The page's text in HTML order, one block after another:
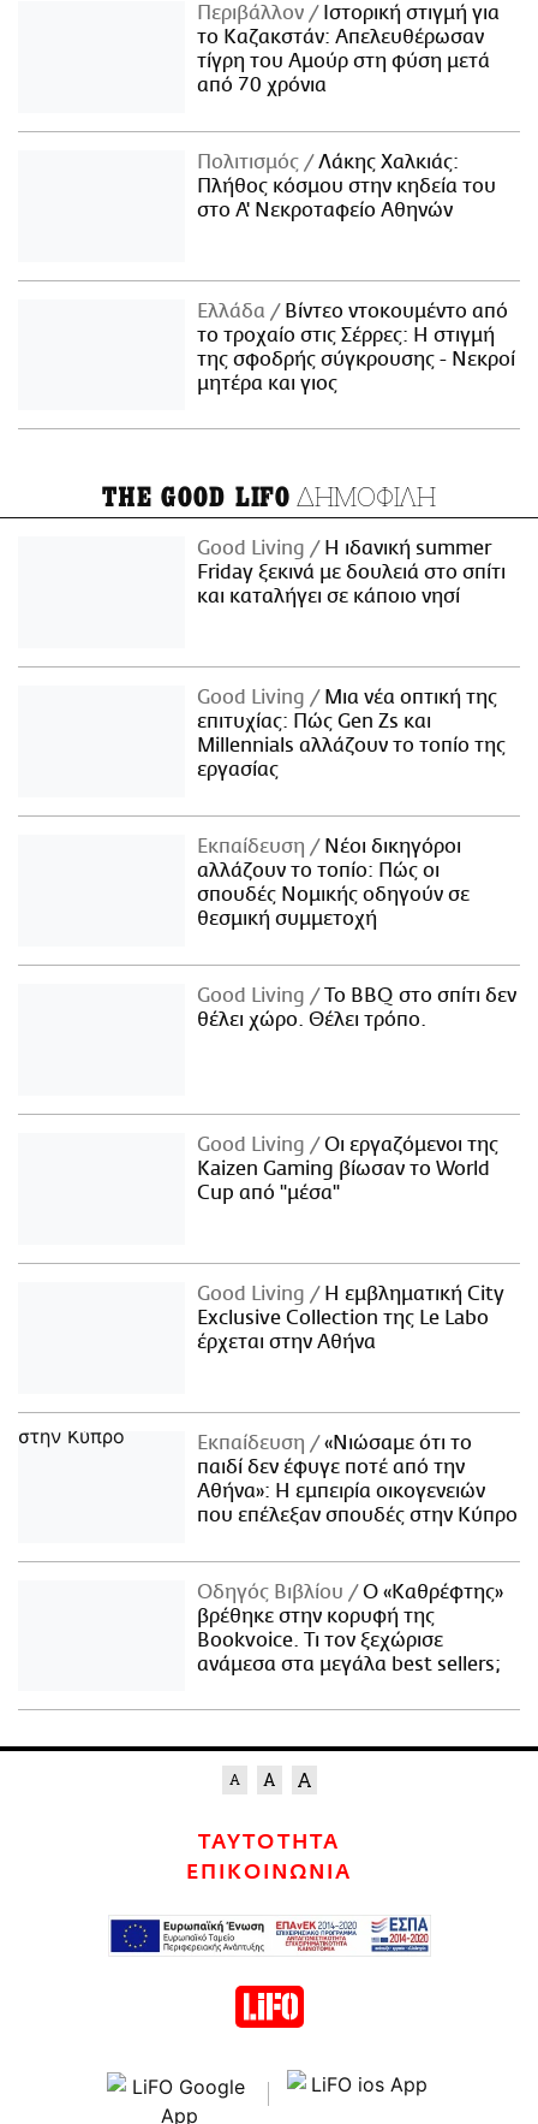
Περιβάλλον
Ιστορική στιγμή για
το Καζακστάν: Απελευθέρωσαν
τίγρη του Αμούρ στη φύση μετά
από 70 χρόνια
Πολιτισμός
Λάκης Χαλκιάς:
Πλήθος κόσμου στην κηδεία του
στο Α' Νεκροταφείο Αθηνών
Ελλάδα
Βίντεο ντοκουμέντο από
το τροχαίο στις Σέρρες: Η στιγμή
της σφοδρής σύγκρουσης - Νεκροί
μητέρα και γιος
THE GOOD LIFO ΔΗΜΟΦΙΛΗ
Good Living
Η ιδανική summer
Friday ξεκινά με δουλειά στο σπίτι
και καταλήγει σε κάποιο νησί
Good Living
Μια νέα οπτική της
επιτυχίας: Πώς Gen Zs και
Millennials αλλάζουν το τοπίο της
εργασίας
Εκπαίδευση
Νέοι δικηγόροι
αλλάζουν το τοπίο: Πώς οι
σπουδές Νομικής οδηγούν σε
θεσμική συμμετοχή
Good Living
Το BBQ στο σπίτι δεν
θέλει χώρο. Θέλει τρόπο.
Good Living
Οι εργαζόμενοι της
Kaizen Gaming βίωσαν το World
Cup από "μέσα"
Good Living
Η εμβληματική City
Exclusive Collection της Le Labo
έρχεται στην Αθήνα
Εκπαίδευση
«Νιώσαμε ότι το
παιδί δεν έφυγε ποτέ από την
Αθήνα»: Η εμπειρία οικογενειών
που επέλεξαν σπουδές στην Κύπρο
Οδηγός Βιβλίου
Ο «Καθρέφτης»
βρέθηκε στην κορυφή της
Bookvoice. Τι τον ξεχώρισε
ανάμεσα στα μεγάλα best sellers;
ΤΑΥΤΟΤΗΤΑ
ΕΠΙΚΟΙΝΩΝΙΑ